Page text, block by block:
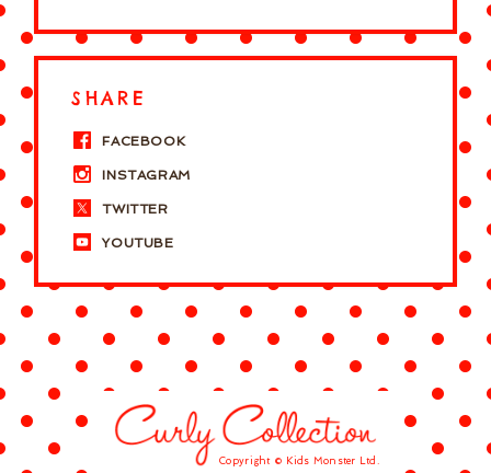
SHARE
FACEBOOK
INSTAGRAM
TWITTER
YOUTUBE
Copyright © Kids Monster Ltd.